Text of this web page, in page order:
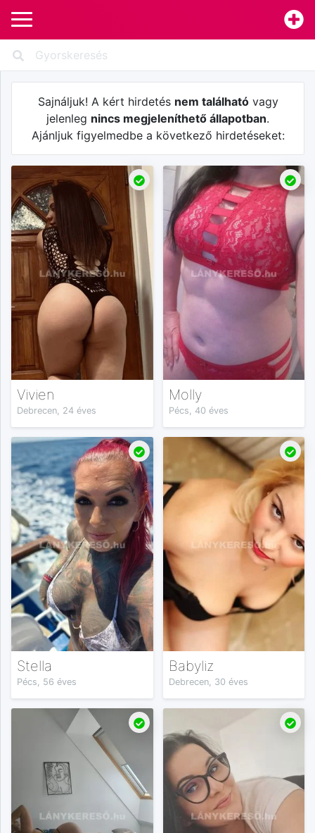
Sajnáljuk! A kért hirdetés nem találhatóvagy
jelenleg nincs megjeleníthető állapotban.
Ajánljuk figyelmedbe a következő hirdetéseket:
Vivien
Debrecen, 24 éves
Molly
Pécs, 40 éves
Stella
Pécs, 56 éves
Babyliz
Debrecen, 30 éves